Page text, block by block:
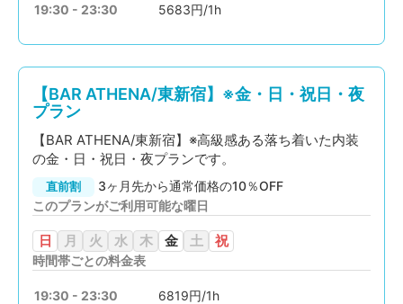
19:30 - 23:30 5683円/1h
【BAR ATHENA/東新宿】※金・日・祝日・夜
プラン
【BAR ATHENA/東新宿】※高級感ある落ち着いた内装
の金・日・祝日・夜プランです。
直前割
3ヶ月先から通常価格の10％OFF
このプランがご利用可能な曜日
日 月 火 水 木 金 土 祝
時間帯ごとの料金表
19:30 - 23:30 6819円/1h